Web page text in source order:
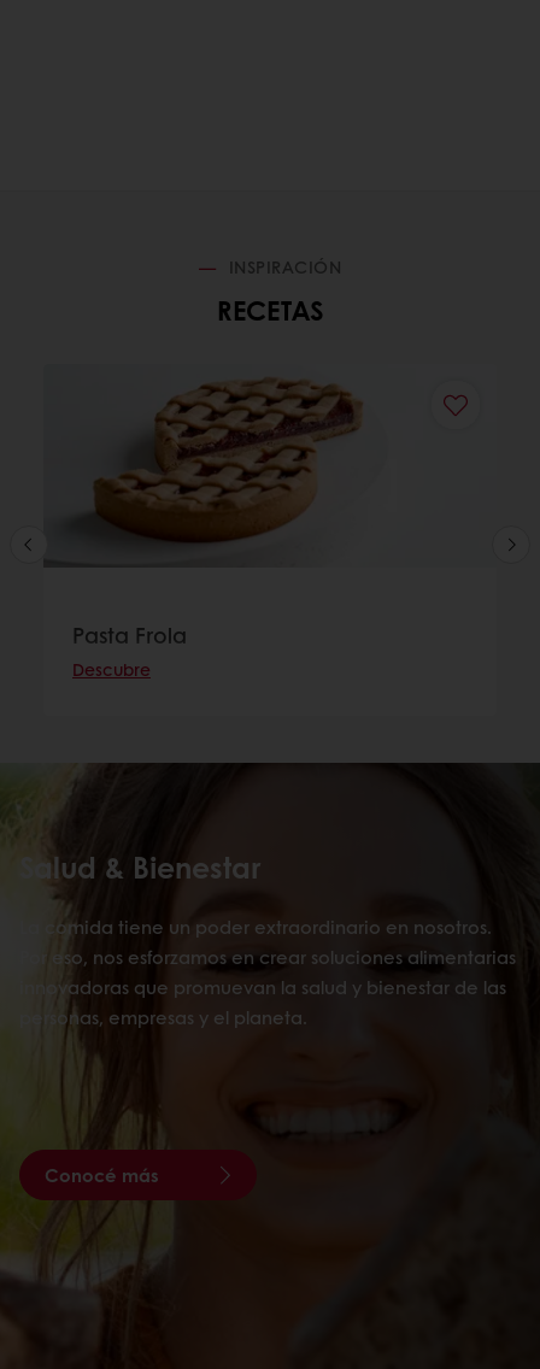
INSPIRACIÓN
RECETAS
Pasta Frola
Descubre
Salud & Bienestar
La comida tiene un poder extraordinario en nosotros.
Por eso, nos esforzamos en crear soluciones alimentarias
innovadoras que promuevan la salud y bienestar de las
personas, empresas y el planeta.
Conocé más